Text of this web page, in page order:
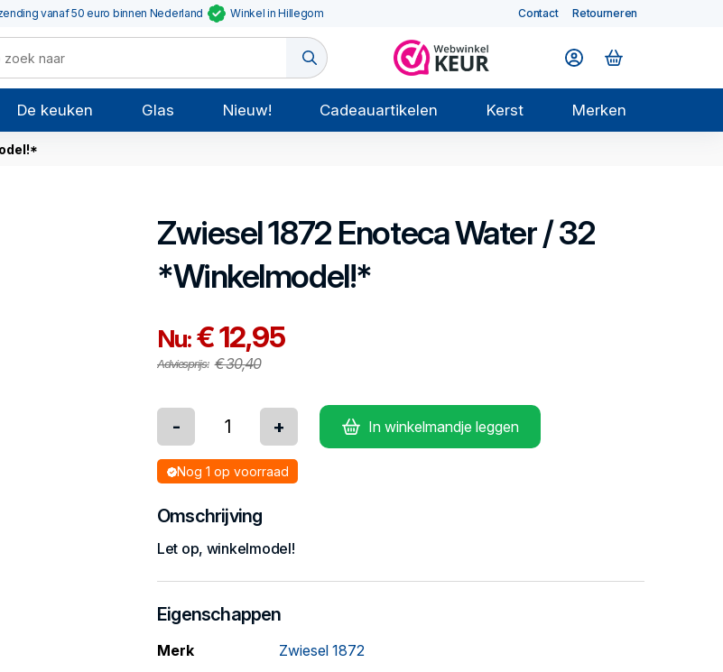
vanaf 50 euro binnen Nederland Winkel in Hillegom Contact Retourneren
De keuken Glas Nieuw! Cadeauartikelen Kerst Merken
Zwiesel 1872 EnotecaWater / 32
*Winkelmodel!*
Nu:€ 12,95
Adviesprijs: € 30,40
- + In winkelmandje leggen
Nog 1 op voorraad
Omschrijving
Let op, winkelmodel!
Eigenschappen
Merk
Zwiesel 1872